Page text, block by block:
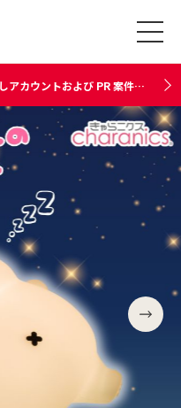
弊社をかたる、TikTok でのなりすましアカウントおよび PR 案件依頼にご注意ください